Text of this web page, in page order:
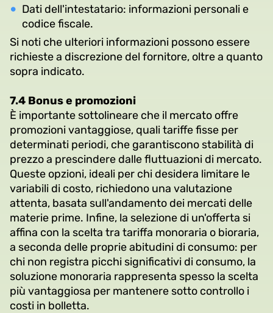
Dati dell'intestatario: informazioni personali e
codice fiscale.
Si noti che ulteriori informazioni possono essere
richieste a discrezione del fornitore, oltre a quanto
sopra indicato.
7.4 Bonus e promozioni
È importante sottolineare che il mercato offre
promozioni vantaggiose, quali tariffe fisse per
determinati periodi, che garantiscono stabilità di
prezzo a prescindere dalle fluttuazioni di mercato.
Queste opzioni, ideali per chi desidera limitare le
variabili di costo, richiedono una valutazione
attenta, basata sull'andamento dei mercati delle
materie prime. Infine, la selezione di un'offerta si
affina con la scelta tra tariffa monoraria o bioraria,
a seconda delle proprie abitudini di consumo: per
chi non registra picchi significativi di consumo, la
soluzione monoraria rappresenta spesso la scelta
più vantaggiosa per mantenere sotto controllo i
costi in bolletta.